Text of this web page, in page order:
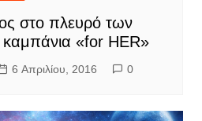
στο πλευρό των
καμπάνια «for HER»
6 Απριλίου, 2016 0